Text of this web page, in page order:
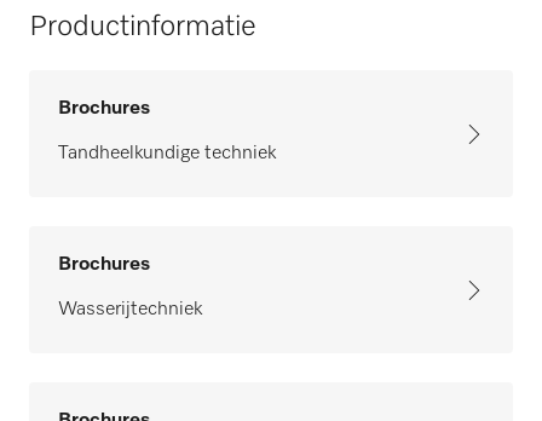
Productinformatie
Brochures
Tandheelkundige techniek
Brochures
Wasserijtechniek